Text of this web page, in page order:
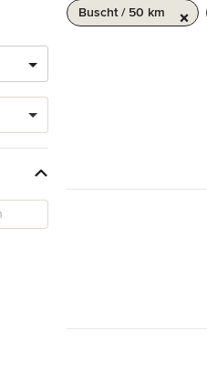
Buscht / 50 km